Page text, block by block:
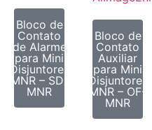
Bloco de
Contato
de Alarme
para Mini
Disjuntores
MNR – SD-
MNR
Bloco de
Contato
Auxiliar
para Mini
Disjuntores
MNR – OF-
MNR